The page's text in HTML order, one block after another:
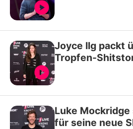
Joyce Ilg packt
Tropfen-
Luke
für seine neue